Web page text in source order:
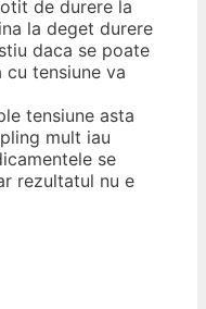
de durere la
la deget durere
daca se poate
tensiune va
tensiune asta
mult iau
se
rezultatul nu e